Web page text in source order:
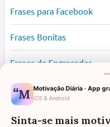
Frases para Facebook
Frases Bonitas
Frases de Engraçadas
Frases Românticas
Frases de Reflexão
Motivação Diária · App
iOS & Android
Sinta-se mais